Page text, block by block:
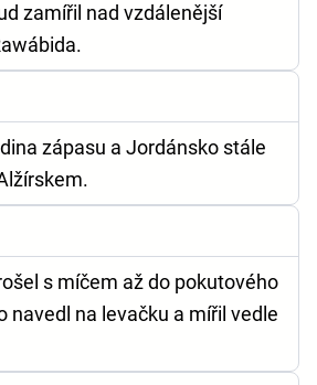
zamířil nad vzdálenější
zápasu a Jordánsko stále
s míčem až do pokutového
navedl na levačku a mířil vedle